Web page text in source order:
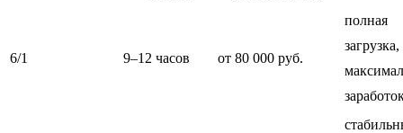
6/1 9–12 часов от 80 000 руб.
полная
загрузка,